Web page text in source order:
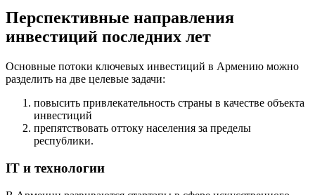
Перспективные направления
инвестиций последних лет
Основные потоки ключевых инвестиций в Армению можно
разделить на две целевые задачи:
повысить привлекательность страны в качестве объекта
инвестиций
препятствовать оттоку населения за пределы
республики.
IT и технологии